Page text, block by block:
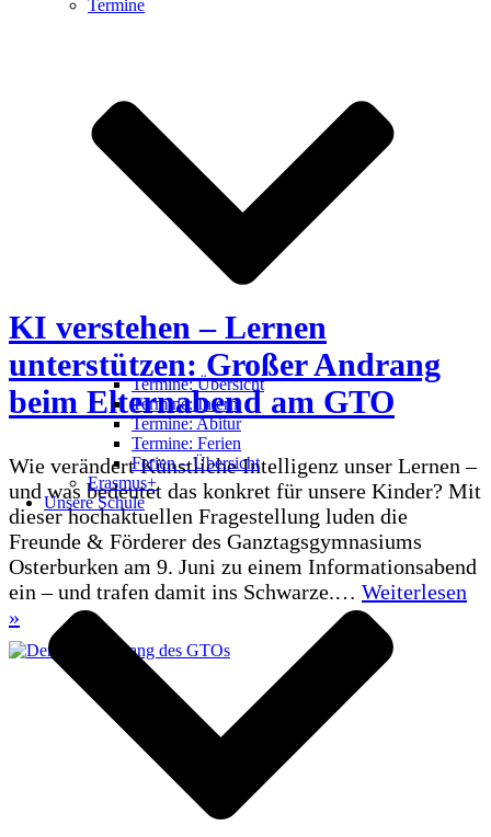
Termine
Termine: Übersicht
Termine: Intern
Termine: Abitur
Termine: Ferien
Ferien – Übersicht
Erasmus+
Unsere Schule
KI verstehen – Lernen
unterstützen: Großer Andrang
beim Elternabend am GTO
Wie verändert Künstliche Intelligenz unser Lernen –
und was bedeutet das konkret für unsere Kinder? Mit
dieser hochaktuellen Fragestellung luden die
Freunde & Förderer des Ganztagsgymnasiums
Osterburken am 9. Juni zu einem Informationsabend
ein – und trafen damit ins Schwarze.… Weiterlesen
»
verstehen
–
Lernen
unterstützen: